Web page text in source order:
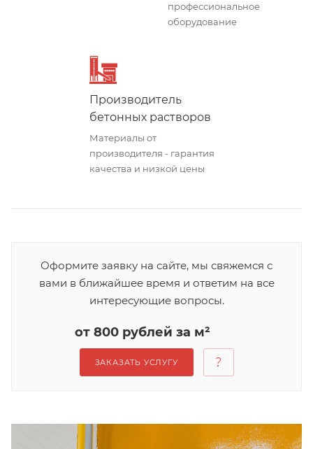
профессиональное
оборудование
Производитель
бетонных растворов
Материалы от
производителя - гарантия
качества и низкой цены
Оформите заявку на сайте, мы свяжемся с
вами в ближайшее время и ответим на все
интересующие вопросы.
от 800 рублей за м²
ЗАКАЗАТЬ УСЛУГУ